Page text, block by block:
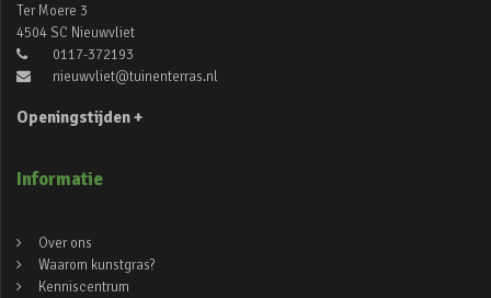
Ter Moere 3
4504 SC Nieuwvliet
0117-372193
nieuwvliet@tuinenterras.nl
Openingstijden +
Informatie
Over ons
Waarom kunstgras?
Kenniscentrum